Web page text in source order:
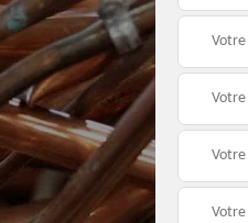
Débarras de maison et
appartement 42